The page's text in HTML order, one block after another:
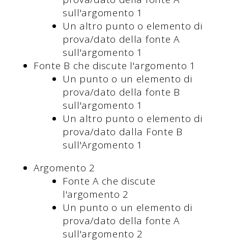
sull'argomento 1
Un altro punto o elemento di
prova/dato della fonte A
sull'argomento 1
Fonte B che discute l'argomento 1
Un punto o un elemento di
prova/dato della fonte B
sull'argomento 1
Un altro punto o elemento di
prova/dato dalla Fonte B
sull'Argomento 1
Argomento 2
Fonte A che discute
l'argomento 2
Un punto o un elemento di
prova/dato della fonte A
sull'argomento 2